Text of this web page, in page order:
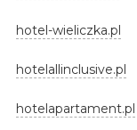
hotel-wieliczka.pl
hotelallinclusive.pl
hotelapartament.pl